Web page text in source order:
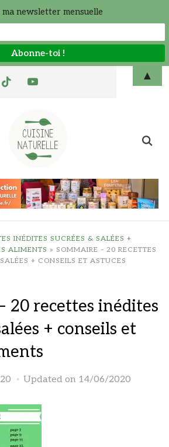
tiktok youtube
Search
INÉDITES SUCRÉES & SALÉES +
ALIMENTS » SOMMAIRE – 20 RECETTES
+ CONSEILS ET ASTUCES
20 recettes inédites
+ conseils et
Updated on 14/06/2020
ma newsletter mensuelle
▲